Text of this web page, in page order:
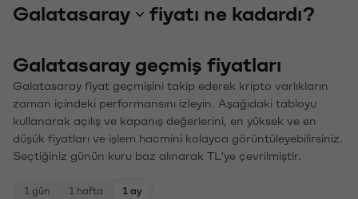
Galatasaray
fiyatı ne kadardı?
Galatasaray geçmiş fiyatları
Galatasaray fiyat geçmişini takip ederek kripto varlıkların
zaman içindeki performansını izleyin. Aşağıdaki tabloyu
kullanarak açılış ve kapanış değerlerini, en yüksek ve en
düşük fiyatları ve işlem hacmini kolayca görüntüleyebilirsiniz.
Seçtiğiniz günün kuru baz alınarak TL'ye çevrilmiştir.
1 gün 1 hafta 1 ay